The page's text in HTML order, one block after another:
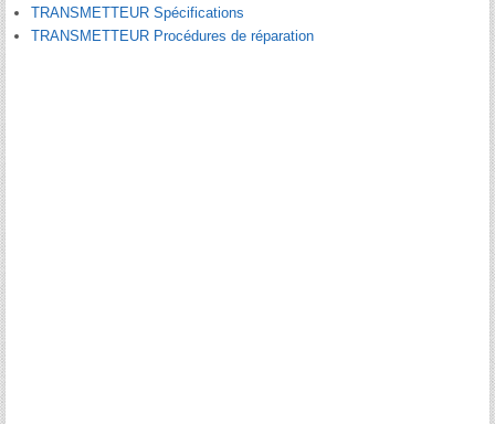
TRANSMETTEUR Spécifications
TRANSMETTEUR Procédures de réparation